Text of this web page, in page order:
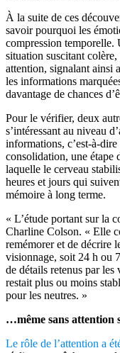
À la suite de ces
savoir pourquoi les
compression temporelle.
situation suscitant
attention, signalant ainsi
les informations
davantage de chances
Pour le vérifier, deux
s’intéressant au niveau
informations, c’est-à-
consolidation, une étape
laquelle le cerveau
heures et jours qui
mémoire à long terme.
« L’étude portant sur la
Charline Colson. « Elle
remémorer et de décrire
visionnage, soit 24 h ou
de détails retenus par
restait plus ou moins
pour les neutres. »
…même sans attention
Le rôle de l’attention a